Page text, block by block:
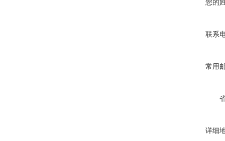
您的
联系
常用
详细